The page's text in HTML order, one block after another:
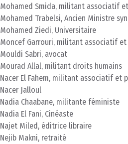
Mohamed Smida, militant associatif
Mohamed Trabelsi, Ancien Ministre
Mohamed Ziedi, Universitaire
Moncef Garrouri, militant associatif
Mouldi Sabri, avocat
Mourad Allal, militant droits humains
Nacer El Fahem, militant associatif et
Nacer Jalloul
Nadia Chaabane, militante féministe
Nadia El Fani, Cinéaste
Najet Miled, éditrice libraire
Nejib Makni, retraité